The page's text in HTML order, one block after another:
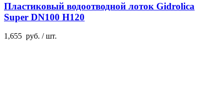
Пластиковый водоотводной лоток Gidrolica
Super DN100 H120
1,655 руб. / шт.